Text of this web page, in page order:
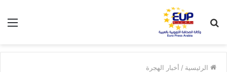
عن
الرئيسية / أخبار الهجرة